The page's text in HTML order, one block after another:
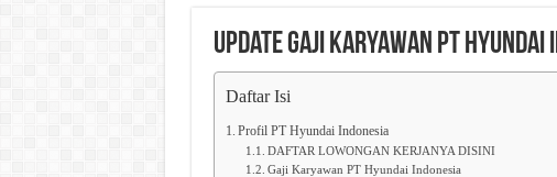
Update Gaji Karyawan PT Hyundai
Daftar Isi
Profil PT Hyundai Indonesia
DAFTAR LOWONGAN KERJANYA DISINI
Gaji Karyawan PT Hyundai Indonesia